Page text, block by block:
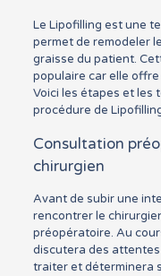
Le Lipofilling est une
permet de remodeler
graisse du patient.
populaire car elle
Voici les étapes et les
procédure de
Consultation
chirurgien
Avant de subir une
rencontrer le
préopératoire. Au
discutera des
traiter et déterminera